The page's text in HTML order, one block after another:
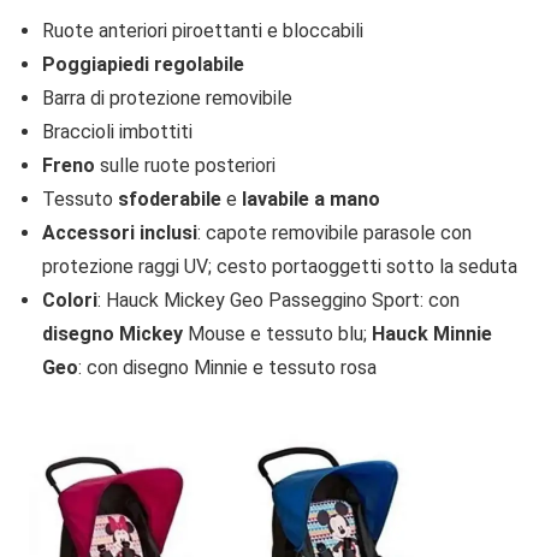
Ruote anteriori piroettanti e bloccabili
Poggiapiedi regolabile
Barra di protezione removibile
Braccioli imbottiti
Freno sulle ruote posteriori
Tessuto sfoderabile e lavabile a mano
Accessori inclusi: capote removibile parasole con
protezione raggi UV; cesto portaoggetti sotto la seduta
Colori: Hauck Mickey Geo Passeggino Sport: con
disegno Mickey Mouse e tessuto blu; Hauck Minnie
Geo: con disegno Minnie e tessuto rosa